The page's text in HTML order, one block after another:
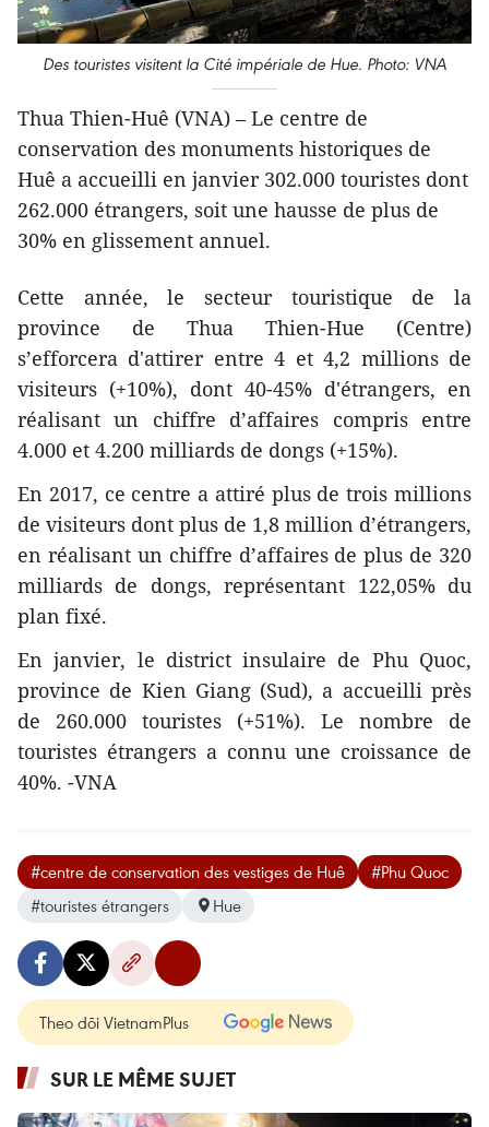
Des touristes visitent la Cité impériale de Hue. Photo: VNA
Thua Thien-Huê (VNA) – Le centre de
conservation des monuments historiques de
Huê a accueilli en janvier 302.000 touristes dont
262.000 étrangers, soit une hausse de plus de
30% en glissement annuel.
Cette année, le secteur touristique de la
province de Thua Thien-Hue (Centre)
s’efforcera d'attirer entre 4 et 4,2 millions de
visiteurs (+10%), dont 40-45% d'étrangers, en
réalisant un chiffre d’affaires compris entre
4.000 et 4.200 milliards de dongs (+15%).
En 2017, ce centre a attiré plus de trois millions
de visiteurs dont plus de 1,8 million d’étrangers,
en réalisant un chiffre d’affaires de plus de 320
milliards de dongs, représentant 122,05% du
plan fixé.
En janvier, le district insulaire de Phu Quoc,
province de Kien Giang (Sud), a accueilli près
de 260.000 touristes (+51%). Le nombre de
touristes étrangers a connu une croissance de
40%. -VNA
#centre de conservation des vestiges de Huê
#Phu Quoc
#touristes étrangers
Hue
Theo dõi VietnamPlus
SUR LE MÊME SUJET